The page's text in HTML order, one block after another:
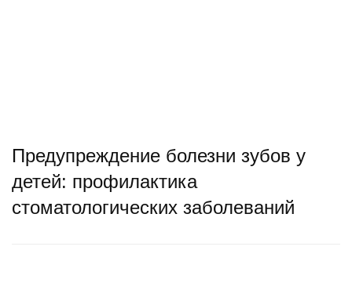
Предупреждение болезни зубов у
детей: профилактика
стоматологических заболеваний